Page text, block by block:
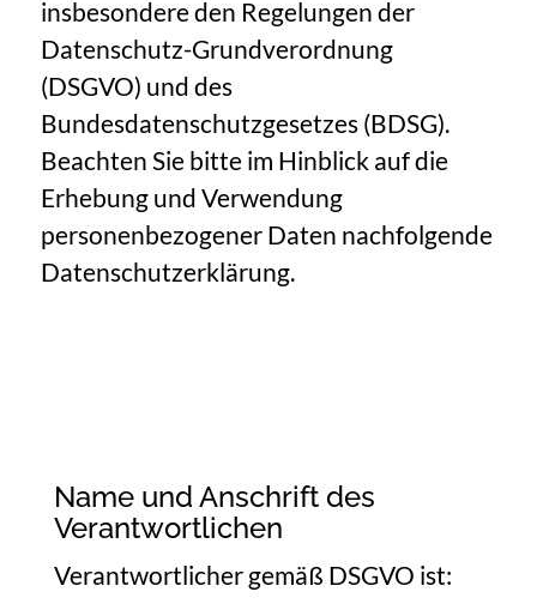
insbesondere den Regelungen der
Datenschutz-Grundverordnung
(DSGVO) und des
Bundesdatenschutzgesetzes (BDSG).
Beachten Sie bitte im Hinblick auf die
Erhebung und Verwendung
personenbezogener Daten nachfolgende
Datenschutzerklärung.
Name und Anschrift des
Verantwortlichen
Verantwortlicher gemäß DSGVO ist: